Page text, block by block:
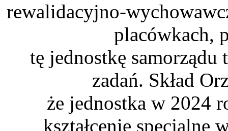
rewalidacyjno-
placówkach,
tę jednostkę
zadań. Skład
że jednostka w 2024
kształcenie specjalne